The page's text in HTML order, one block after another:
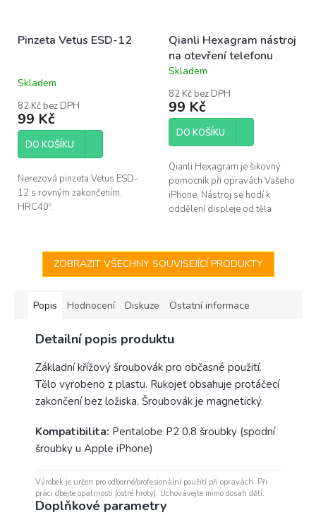
Pinzeta Vetus ESD-12
Skladem
82 Kč bez DPH
99 Kč
DO KOŠÍKU
Nerezová pinzeta Vetus ESD-
12 s rovným zakončením.
HRC40º.
Qianli Hexagram nástroj
na otevření telefonu
Průměrné
produktu
je
5,0
hvězdiček.
Skladem
82 Kč bez DPH
99 Kč
DO KOŠÍKU
Qianli Hexagram je šikovný
pomocník při opravách Vašeho
iPhone. Nástroj se hodí k
oddělení displeje od těla
tenký, avšak...
ZOBRAZIT VŠECHNY SOUVISEJÍCÍ PRODUKTY
Popis Hodnocení Diskuze Ostatní informace
Detailní popis produktu
Základní křížový šroubovák pro občasné použití.
Tělo vyrobeno z plastu. Rukojeť obsahuje protáčecí
zakončení bez ložiska. Šroubovák je magnetický.
Kompatibilita: Pentalobe P2 0.8 šroubky (spodní
šroubky u Apple iPhone)
Výrobek je určen pro odborné/profesionální použití při opravách. Při
práci dbejte opatrnosti (ostré hroty). Uchovávejte mimo dosah dětí.
Doplňkové parametry